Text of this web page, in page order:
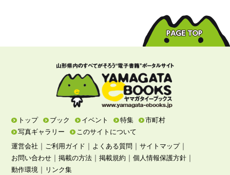
トップ ブック イベント 特集
市町村
写真ギャラリー
このサイトについて
運営会社 ｜ ご利用ガイド ｜ よくある質問 ｜サイトマップ｜
お問い合わせ ｜掲載の方法 ｜掲載規約 ｜個人情報保護方針 ｜
動作環境 ｜ リンク集